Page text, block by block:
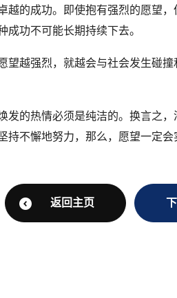
越的成功。即使抱有强烈的愿望
成功不可能长期持续下去。
望越强烈，就越会与社会发生碰
发的热情必须是纯洁的。换言之
不懈地努力，那么，愿望一定会
返回主页